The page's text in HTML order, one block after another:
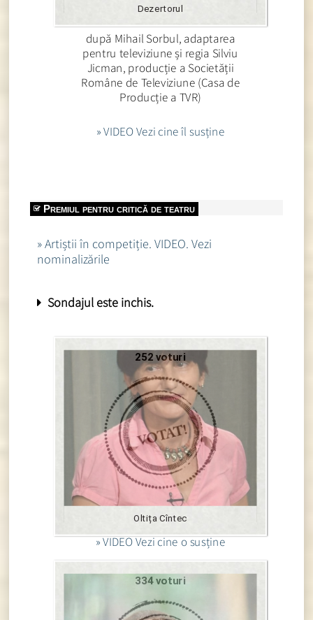
Dezertorul
după Mihail Sorbul, adaptarea
pentru televiziune și regia Silviu
Jicman, producție a Societății
Române de Televiziune (Casa de
Producție a TVR)
» VIDEO Vezi cine îl susține
Premiul pentru critică de teatru
» Artiștii în competiție. VIDEO. Vezi
nominalizările
Sondajul este inchis.
Oltița Cîntec
252 voturi
» VIDEO Vezi cine o susține
334 voturi